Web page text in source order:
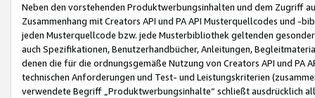
Neben den vorstehenden Produktwerbungsinhalten und dem Zugriff
Zusammenhang mit Creators API und PA API Musterquellcodes und
jeden Musterquellcode bzw. jede Musterbibliothek geltenden
auch Spezifikationen, Benutzerhandbücher, Anleitungen,
denen die für die ordnungsgemäße Nutzung von Creators API und PA
technischen Anforderungen und Test- und Leistungskriterien
verwendete Begriff „Produktwerbungsinhalte“ schließt ausdrücklich